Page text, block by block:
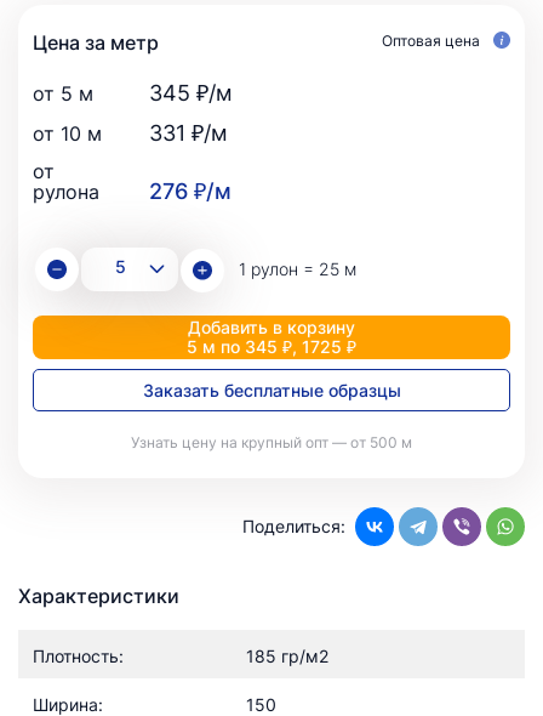
Цена за метр Оптовая цена
от 5 м 345 ₽/м
от 10 м 331 ₽/м
от
рулона
276 ₽/м
1 рулон = 25 м
Добавить в корзину
5 м по 345 ₽, 1725 ₽
Заказать бесплатные образцы
Узнать цену на крупный опт — от 500 м
Поделиться:
Характеристики
Плотность: 185 гр/м2
Ширина: 150